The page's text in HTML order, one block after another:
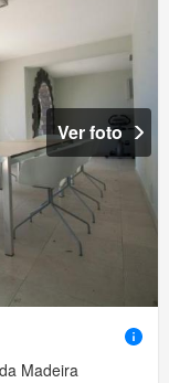
Ver foto
Madeira